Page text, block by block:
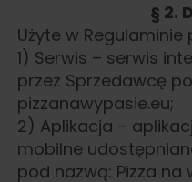
§ 2.
Użyte w
1) Serwis – serwis
przez Sprzedawcę
pizzanawypasie.eu;
2) Aplikacja –
mobilne
pod nazwą: Pizza na